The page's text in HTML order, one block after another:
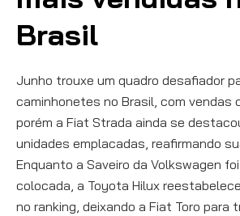
Brasil
Junho trouxe um quadro desafiador
caminhonetes no Brasil, com vendas
porém a Fiat Strada ainda se
unidades emplacadas, reafirmando
Enquanto a Saveiro da Volkswagen
colocada, a Toyota Hilux
no ranking, deixando a Fiat Toro para